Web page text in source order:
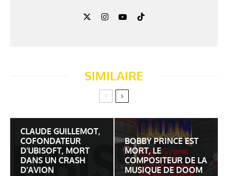
SIMILAIRE
CLAUDE GUILLEMOT,
COFONDATEUR
D’UBISOFT, MORT
DANS UN CRASH
D’AVION
BOBBY PRINCE EST
MORT, LE
COMPOSITEUR DE LA
MUSIQUE DE DOOM